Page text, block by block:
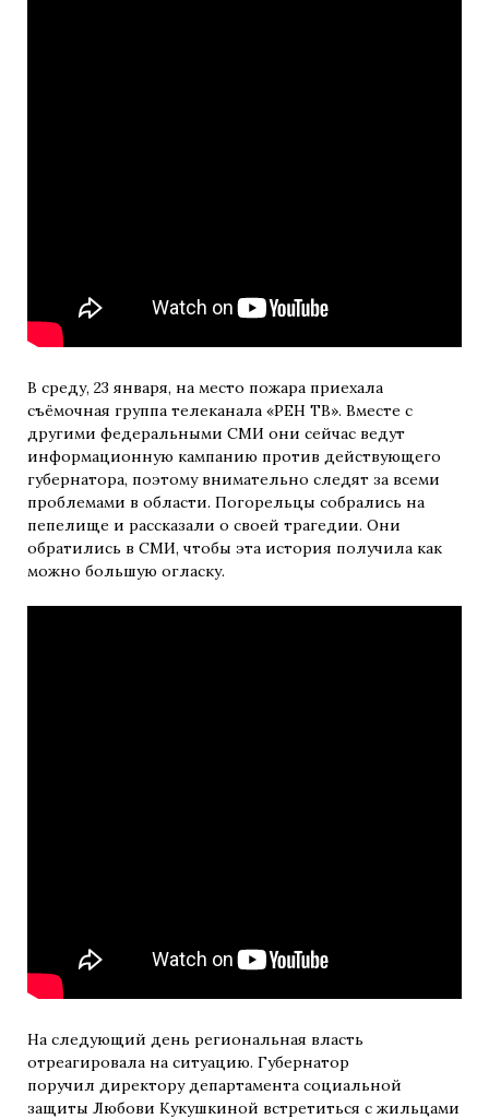
В среду, 23 января, на место пожара приехала
съёмочная группа телеканала «РЕН ТВ». Вместе с
другими федеральными СМИ они сейчас ведут
информационную кампанию против действующего
губернатора, поэтому внимательно следят за всеми
проблемами в области. Погорельцы собрались на
пепелище и рассказали о своей трагедии. Они
обратились в СМИ, чтобы эта история получила как
можно большую огласку.
На следующий день региональная власть
отреагировала на ситуацию. Губернатор
поручил директору департамента социальной
защиты Любови Кукушкиной встретиться с жильцами